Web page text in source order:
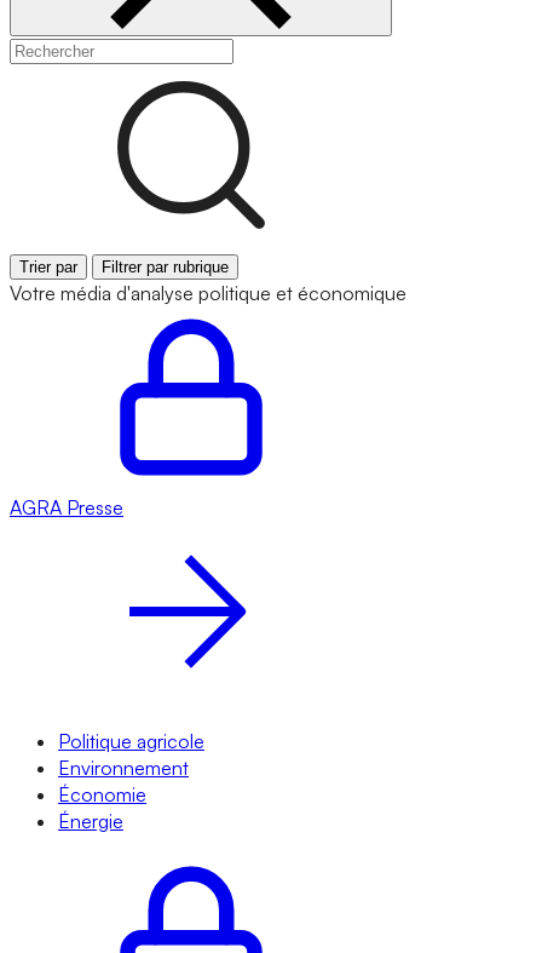
Trier par Filtrer par rubrique
Votre média d'analyse politique et économique
AGRA Presse
Politique agricole
Environnement
Économie
Énergie